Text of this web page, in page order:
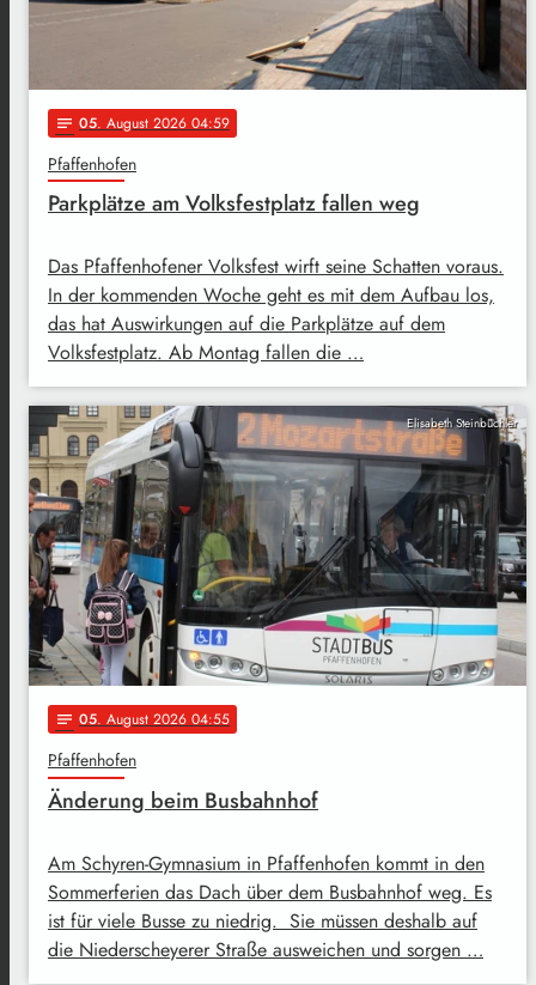
notes 05. August 2026 04:59
Pfaffenhofen
Parkplätze am Volksfestplatz fallen weg
Das Pfaffenhofener Volksfest wirft seine Schatten voraus.
In der kommenden Woche geht es mit dem Aufbau los,
das hat Auswirkungen auf die Parkplätze auf dem
Volksfestplatz. Ab Montag fallen die …
Elisabeth Steinbüchler
notes 05. August 2026 04:55
Pfaffenhofen
Änderung beim Busbahnhof
Am Schyren-Gymnasium in Pfaffenhofen kommt in den
Sommerferien das Dach über dem Busbahnhof weg. Es
ist für viele Busse zu niedrig. Sie müssen deshalb auf
die Niederscheyerer Straße ausweichen und sorgen …